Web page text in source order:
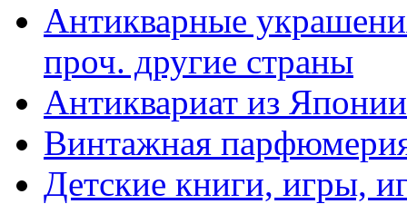
Антикварные
проч. другие страны
Антиквариат из
Винтажная
Детские книги, игры,